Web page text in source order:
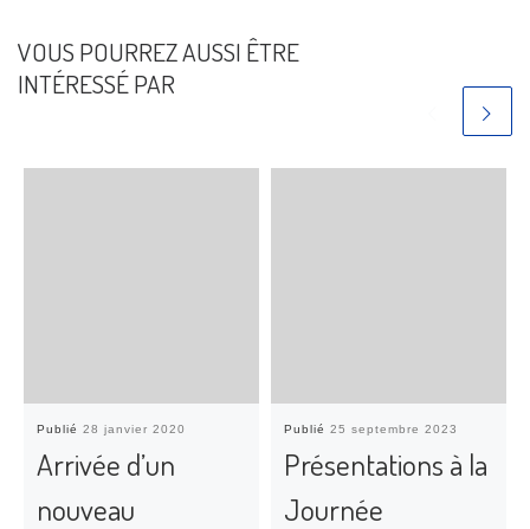
VOUS POURREZ AUSSI ÊTRE
INTÉRESSÉ PAR
Publié 28 janvier 2020
Arrivée d’un
nouveau
Publié 25 septembre 2023
Présentations à la
Journée